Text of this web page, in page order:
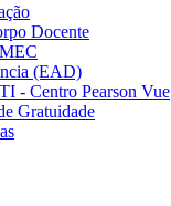
Docente
(EAD)
- Centro Pearson Vue
Gratuidade